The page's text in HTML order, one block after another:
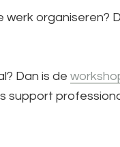
werk organiseren?
Dan is de
support